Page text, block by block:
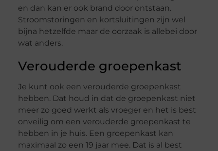
en dan kan er ook brand door ontstaan.
Stroomstoringen en kortsluitingen zijn wel
bijna hetzelfde maar de oorzaak is allebei door
wat anders.
Verouderde groepenkast
Je kunt ook een verouderde groepenkast
hebben. Dat houd in dat de groepenkast niet
meer zo goed werkt als vroeger en het is best
onveilig om een verouderde groepenkast te
hebben in je huis. Een groepenkast kan
maximaal zo een 19 jaar mee. Dat is al best